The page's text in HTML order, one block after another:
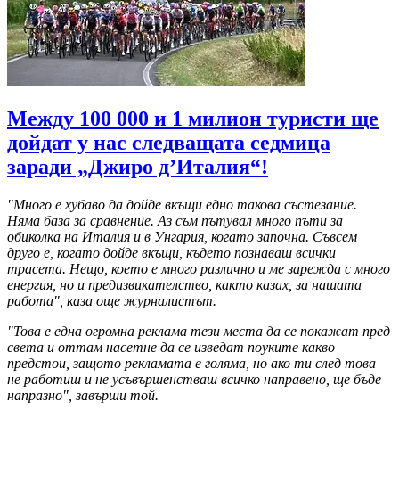
Между 100 000 и 1 милион туристи ще
дойдат у нас следващата седмица
заради „Джиро д’Италия“!
"Много е хубаво да дойде вкъщи едно такова състезание.
Няма база за сравнение. Аз съм пътувал много пъти за
обиколка на Италия и в Унгария, когато започна. Съвсем
друго е, когато дойде вкъщи, където познаваш всички
трасета. Нещо, което е много различно и ме зарежда с много
енергия, но и предизвикателство, както казах, за нашата
работа", каза още журналистът.
"Това е една огромна реклама тези места да се покажат пред
света и оттам насетне да се изведат поуките какво
предстои, защото рекламата е голяма, но ако ти след това
не работиш и не усъвършенстваш всичко направено, ще бъде
напразно", завърши той.